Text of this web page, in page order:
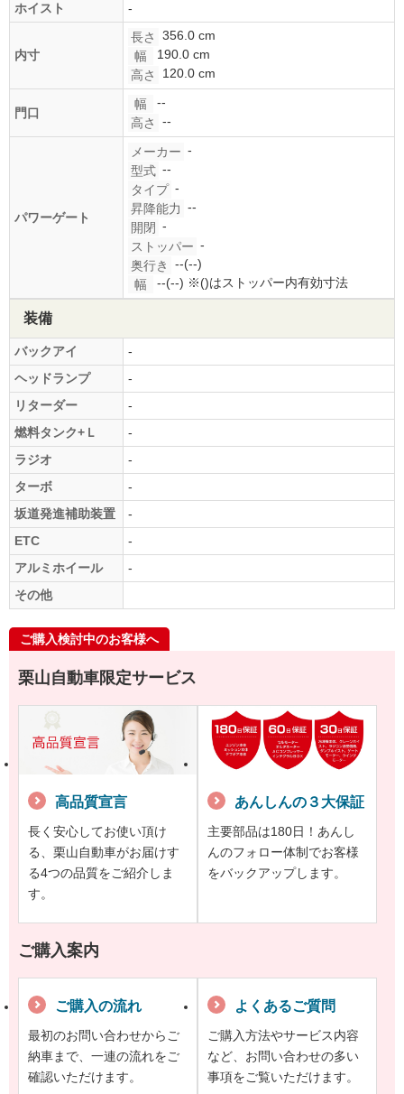
ホイスト
-
内寸
長さ
356.0 cm
幅
190.0 cm
高さ
120.0 cm
門口
幅
--
高さ
--
パワーゲート
メーカー -
型式 --
タイプ -
昇降能力 --
開閉 -
ストッパー -
奥行き
--(--)
幅
--(--) ※()はストッパー内有効寸法
装備
バックアイ
-
ヘッドランプ
-
リターダー
-
燃料タンク+Ｌ
-
ラジオ
-
ターボ
-
坂道発進補助装置
-
ETC
-
アルミホイール
-
その他
ご購入検討中のお客様へ
栗山自動車限定サービス
高品質宣言
長く安心してお使い頂け
る、栗山自動車がお届けす
る4つの品質をご紹介しま
す。
あんしんの３大保証
主要部品は180日！あんし
んのフォロー体制でお客様
をバックアップします。
ご購入案内
ご購入の流れ
最初のお問い合わせからご
納車まで、一連の流れをご
確認いただけます。
よくあるご質問
ご購入方法やサービス内容
など、お問い合わせの多い
事項をご覧いただけます。